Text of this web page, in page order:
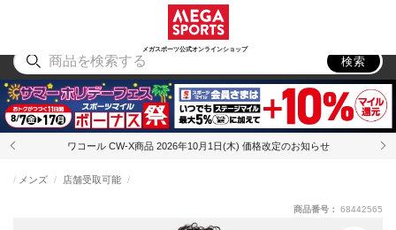
メガスポーツ公式オンラインショップ
アウトドア
検索
ワコール CW-X商品 2026年10月1日(木) 価格改定のお知らせ
メンズ 店舗受取可能
商品番号： 68442565